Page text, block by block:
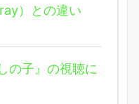
）との違い
の子』の視聴に